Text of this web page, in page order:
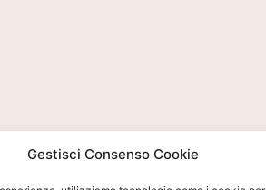
Gestisci Consenso Cookie